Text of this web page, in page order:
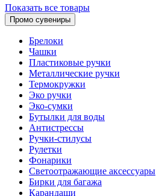
Показать все товары
Промо сувениры
Брелоки
Чашки
Пластиковые ручки
Металлические ручки
Термокружки
Эко ручки
Эко-сумки
Бутылки для воды
Антистрессы
Ручки-стилусы
Рулетки
Фонарики
Светоотражающие аксессуары
Бирки для багажа
Карандаши